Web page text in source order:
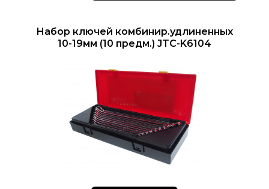
Набор ключей комбинир.удлиненных
10-19мм (10 предм.) JTC-K6104